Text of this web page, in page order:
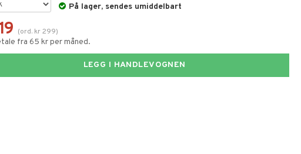
På lager, sendes umiddelbart
(ord. kr 299)
fra 65 kr per måned.
LEGG I HANDLEVOGNEN